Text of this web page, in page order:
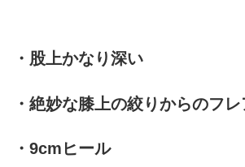
・股上かなり深い
・絶妙な膝上の絞りからのフレ
・9cmヒール